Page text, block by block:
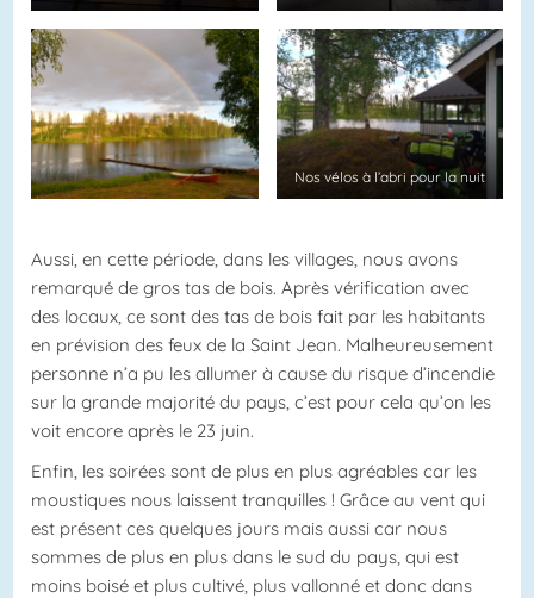
Nos vélos à l’abri pour la nuit
Aussi, en cette période, dans les villages, nous avons
remarqué de gros tas de bois. Après vérification avec
des locaux, ce sont des tas de bois fait par les habitants
en prévision des feux de la Saint Jean. Malheureusement
personne n’a pu les allumer à cause du risque d’incendie
sur la grande majorité du pays, c’est pour cela qu’on les
voit encore après le 23 juin.
Enfin, les soirées sont de plus en plus agréables car les
moustiques nous laissent tranquilles ! Grâce au vent qui
est présent ces quelques jours mais aussi car nous
sommes de plus en plus dans le sud du pays, qui est
moins boisé et plus cultivé, plus vallonné et donc dans